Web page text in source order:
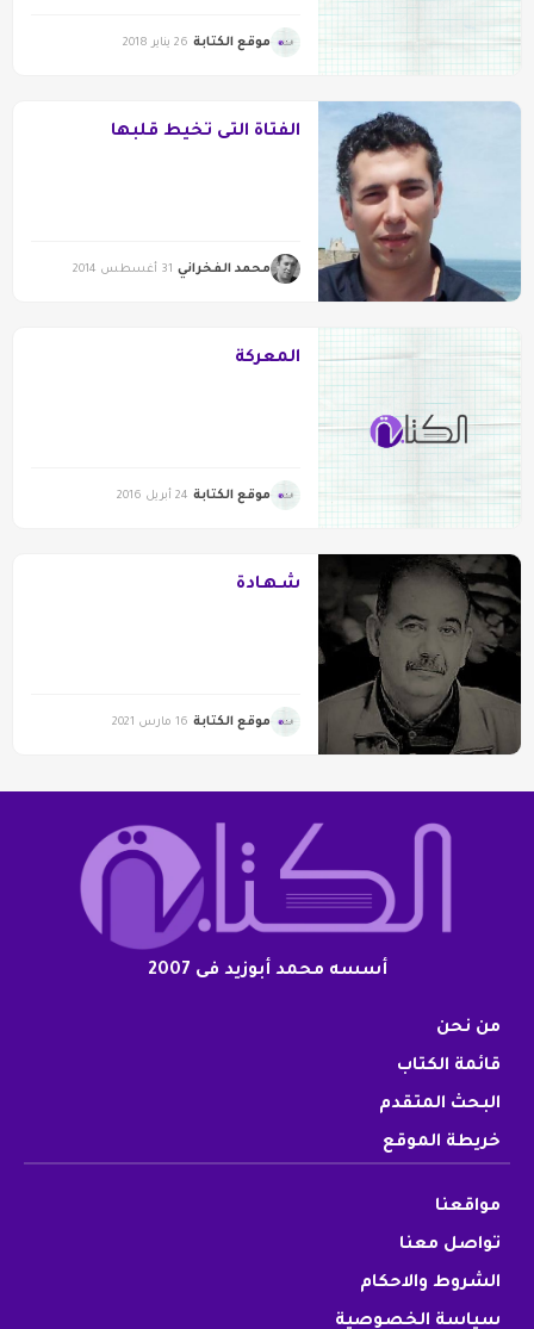
موقع الكتابة 26 يناير 2018
الفتاة التى تخيط قلبها
محمد الفخراني 31 أغسطس 2014
المعركة
موقع الكتابة 24 أبريل 2016
شـهـادة
موقع الكتابة 16 مارس 2021
أسسه محمد أبوزيد فى 2007
من نحن
قائمة الكتاب
البحث المتقدم
خريطة الموقع
مواقعنا
تواصل معنا
الشروط والاحكام
سياسة الخصوصية